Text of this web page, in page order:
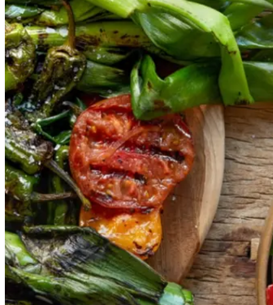
Gem opskrift
Vegansk
Vegetarisk
Vores version af den traditionelle
salat empedrat fra det catalanske
køkken. Spis den med brød som
en let frokost eller i et større
måltid som her. Salbitxada minder
noget om en anden ligeledes
catalansk sauce, romesco. I
Catalonien spises den til såkaldte
calcots, der er små porrelignende
løg. Dem griller man helt sorte, så
fjerner man den yderste skal og
dypper det fløjlsbløde løg i
saucen. Calcots er svære at
opdrive på disse kanter, men små
nye porrer kan bruges.